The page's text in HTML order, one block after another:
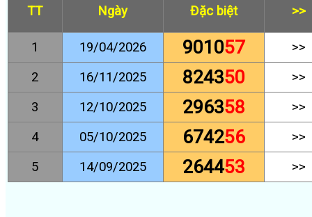
TT Ngày Đặc biệt >>
1 19/04/2026 901057
>>
2
16/11/2025 824350
>>
3
12/10/2025 296358
>>
4
05/10/2025 674256
>>
5
14/09/2025 264453 >>